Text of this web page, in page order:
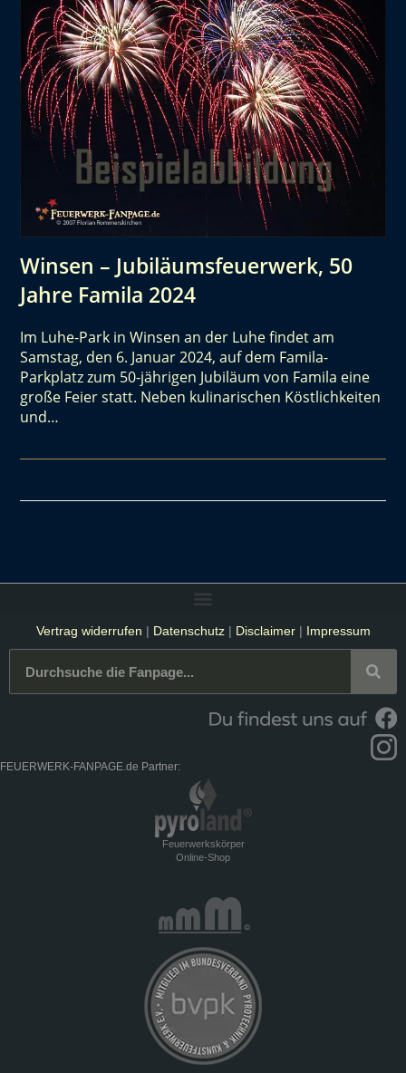
Winsen – Jubiläumsfeuerwerk, 50
Jahre Famila 2024
Im Luhe-Park in Winsen an der Luhe findet am
Samstag, den 6. Januar 2024, auf dem Famila-
Parkplatz zum 50-jährigen Jubiläum von Famila eine
große Feier statt. Neben kulinarischen Köstlichkeiten
und…
Vertrag widerrufen | Datenschutz| Disclaimer| Impressum
FEUERWERK-FANPAGE.de Partner:
Feuerwerkskörper
Online-Shop